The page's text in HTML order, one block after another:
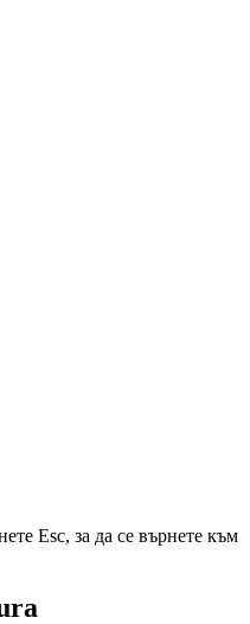
Esc, за да се върнете към